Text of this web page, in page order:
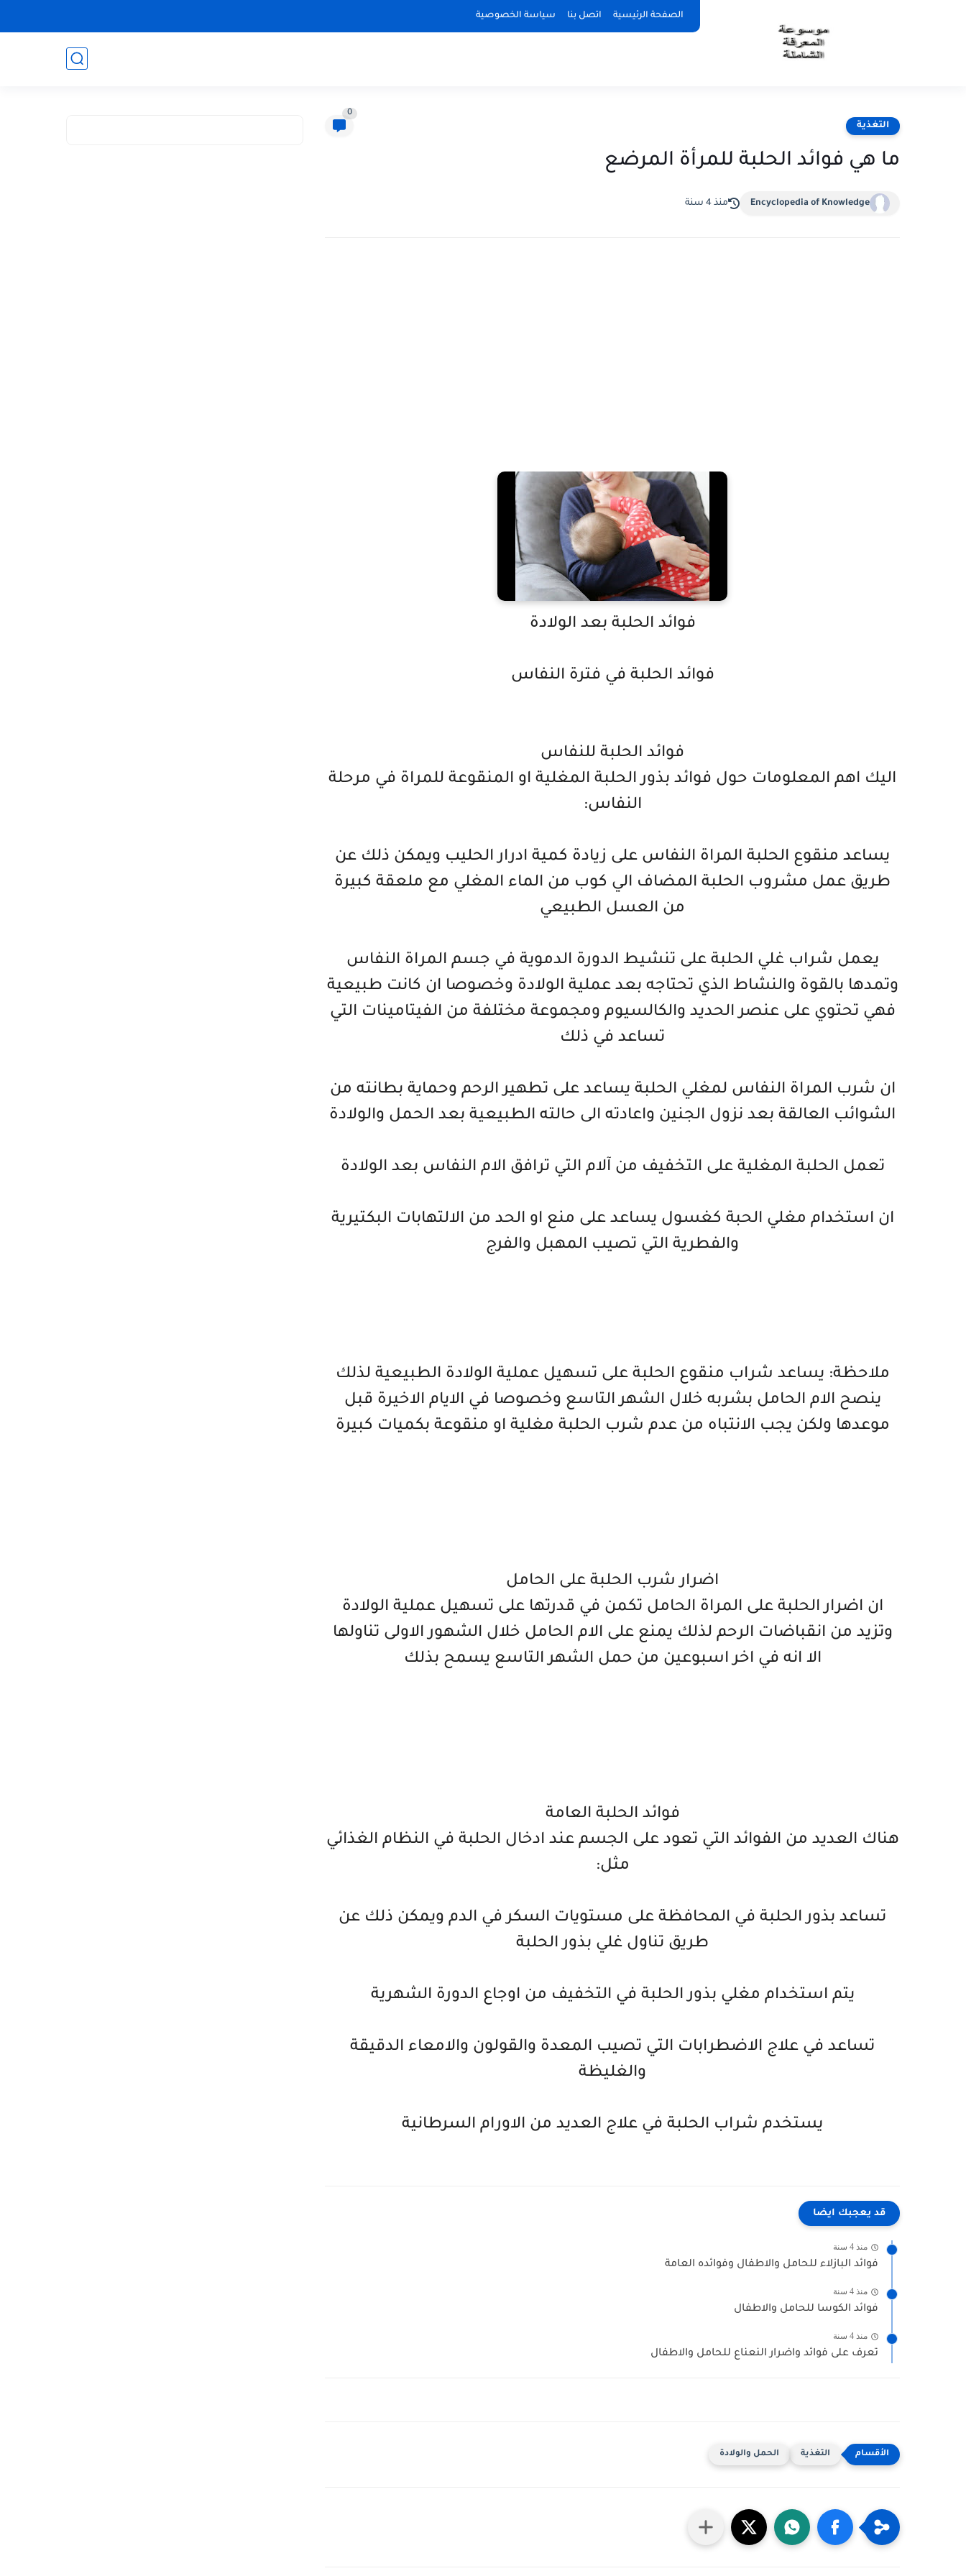
الصفحة الرئيسية اتصل بنا سياسة الخصوصية
التغذية
0
ما هي فوائد الحلبة للمرأة المرضع
Encyclopedia of Knowledge منذ 4 سنة
فوائد الحلبة بعد الولادة
فوائد الحلبة في فترة النفاس
فوائد الحلبة للنفاس
اليك اهم المعلومات حول فوائد بذور الحلبة المغلية او المنقوعة للمراة في مرحلة
النفاس:
يساعد منقوع الحلبة المراة النفاس على زيادة كمية ادرار الحليب ويمكن ذلك عن
طريق عمل مشروب الحلبة المضاف الي كوب من الماء المغلي مع ملعقة كبيرة
من العسل الطبيعي
يعمل شراب غلي الحلبة على تنشيط الدورة الدموية في جسم المراة النفاس
وتمدها بالقوة والنشاط الذي تحتاجه بعد عملية الولادة وخصوصا ان كانت طبيعية
فهي تحتوي على عنصر الحديد والكالسيوم ومجموعة مختلفة من الفيتامينات التي
تساعد في ذلك
ان شرب المراة النفاس لمغلي الحلبة يساعد على تطهير الرحم وحماية بطانته من
الشوائب العالقة بعد نزول الجنين واعادته الى حالته الطبيعية بعد الحمل والولادة
تعمل الحلبة المغلية على التخفيف من آلام التي ترافق الام النفاس بعد الولادة
ان استخدام مغلي الحبة كغسول يساعد على منع او الحد من الالتهابات البكتيرية
والفطرية التي تصيب المهبل والفرج
ملاحظة: يساعد شراب منقوع الحلبة على تسهيل عملية الولادة الطبيعية لذلك
ينصح الام الحامل بشربه خلال الشهر التاسع وخصوصا في الايام الاخيرة قبل
موعدها ولكن يجب الانتباه من عدم شرب الحلبة مغلية او منقوعة بكميات كبيرة
اضرار شرب الحلبة على الحامل
ان اضرار الحلبة على المراة الحامل تكمن في قدرتها على تسهيل عملية الولادة
وتزيد من انقباضات الرحم لذلك يمنع على الام الحامل خلال الشهور الاولى تناولها
الا انه في اخر اسبوعين من حمل الشهر التاسع يسمح بذلك
فوائد الحلبة العامة
هناك العديد من الفوائد التي تعود على الجسم عند ادخال الحلبة في النظام الغذائي
مثل:
تساعد بذور الحلبة في المحافظة على مستويات السكر في الدم ويمكن ذلك عن
طريق تناول غلي بذور الحلبة
يتم استخدام مغلي بذور الحلبة في التخفيف من اوجاع الدورة الشهرية
تساعد في علاج الاضطرابات التي تصيب المعدة والقولون والامعاء الدقيقة
والغليظة
يستخدم شراب الحلبة في علاج العديد من الاورام السرطانية
قد يعجبك ايضا
منذ 4 سنة
فوائد البازلاء للحامل والاطفال وفوائده العامة
منذ 4 سنة
فوائد الكوسا للحامل والاطفال
منذ 4 سنة
تعرف على فوائد واضرار النعناع للحامل والاطفال
التغذية الحمل والولادة